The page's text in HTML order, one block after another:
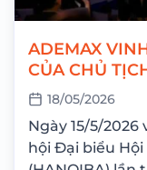
ADEMAX
CỦA CHỦ
HỘI HANOIBA
18/05/2026
Ngày 15/5/
hội Đại biểu